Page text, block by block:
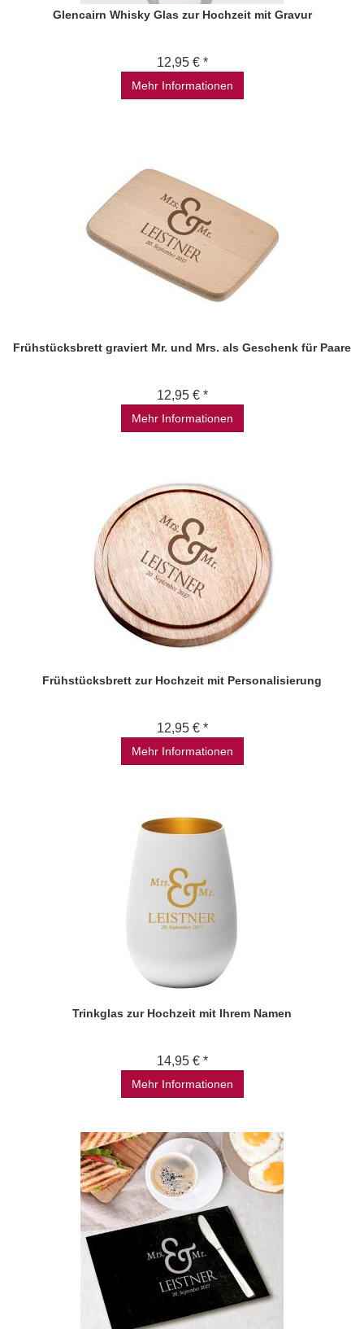
Glencairn Whisky Glas zur Hochzeit mit Gravur
12,95 € *
Mehr Informationen
Frühstücksbrett graviert Mr. und Mrs. als Geschenk für Paare
12,95 € *
Mehr Informationen
Frühstücksbrett zur Hochzeit mit Personalisierung
12,95 € *
Mehr Informationen
Trinkglas zur Hochzeit mit Ihrem Namen
14,95 € *
Mehr Informationen